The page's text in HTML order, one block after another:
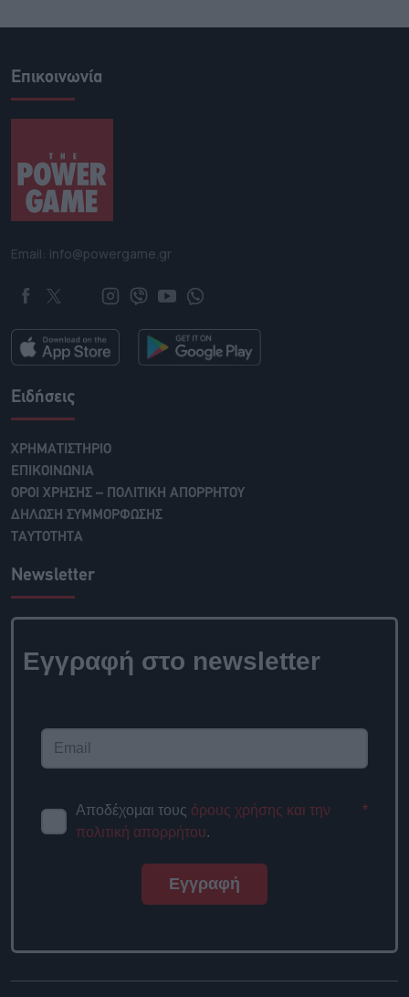
Επικοινωνία
Email: info@powergame.gr
Ειδήσεις
ΧΡΗΜΑΤΙΣΤΗΡΙΟ
ΕΠΙΚΟΙΝΩΝΙΑ
ΟΡΟΙ ΧΡΗΣΗΣ – ΠΟΛΙΤΙΚΗ ΑΠΟΡΡΗΤΟΥ
ΔΗΛΩΣΗ ΣΥΜΜΟΡΦΩΣΗΣ
ΤΑΥΤΟΤΗΤΑ
Newsletter
Εγγραφή στο newsletter
Αποδέχομαι τους όρους χρήσης και την
πολιτική απορρήτου.
*
Εγγραφή